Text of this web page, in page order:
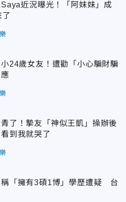
近況曝光！「阿妹妹」成
24歲女友！遭勸「小心騙財騙
了！摯友「神似王凱」操辦後
到我就哭了
稱「擁有3碩1博」學歷遭疑 台